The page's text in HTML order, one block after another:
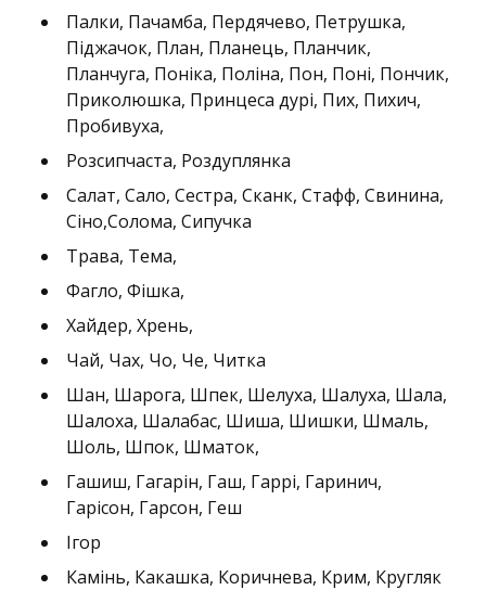
Палки, Пачамба, Пердячево, Петрушка,
Піджачок, План, Планець, Планчик,
Планчуга, Поніка, Поліна, Пон, Поні, Пончик,
Приколюшка, Принцеса дурі, Пих, Пихич,
Пpобивуха,
Розсипчаста, Роздуплянка
Салат, Сало, Сестра, Сканк, Стафф, Свинина,
Сіно,Солома, Сипучка
Трава, Тема,
Фагло, Фішка,
Хайдер, Хрень,
Чай, Чах, Чо, Че, Читка
Шан, Шарога, Шпек, Шелуха, Шалуха, Шала,
Шалоха, Шалабас, Шиша, Шишки, Шмаль,
Шоль, Шпок, Шматок,
Гашиш, Гагарін, Гаш, Гаррі, Гаринич,
Гарісон, Гарсон, Геш
Ігор
Камінь, Какашка, Коричнева, Крим, Кругляк